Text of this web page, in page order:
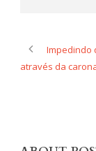
Impedindo
através da